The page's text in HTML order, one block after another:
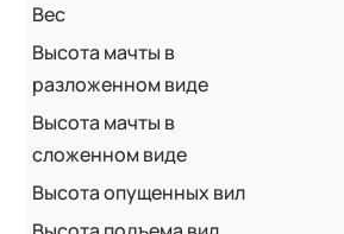
Вес
Высота мачты в
разложенном виде
Высота мачты в
сложенном виде
Высота опущенных вил